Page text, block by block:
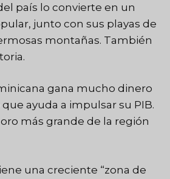
país lo convierte en un
junto con sus playas de
montañas. También
gana mucho dinero
ayuda a impulsar su PIB.
más grande de la región
una creciente “zona de